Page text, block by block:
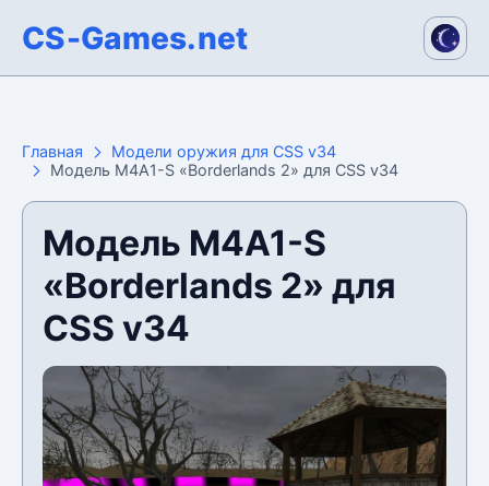
CS-Games.net
Главная
Модели оружия для CSS v34
Модель M4A1-S «Borderlands 2» для CSS v34
Модель M4A1-S
«Borderlands 2» для
CSS v34